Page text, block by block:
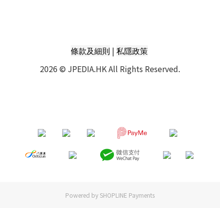
條款及細則 | 私隱政策
2026 © JPEDIA.HK All Rights Reserved.
Powered by SHOPLINE Payments